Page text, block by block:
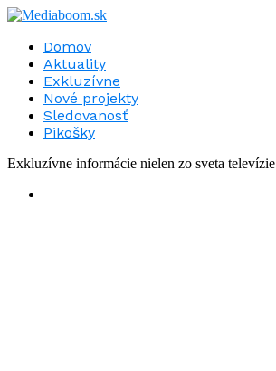
Domov
Aktuality
Exkluzívne
Nové projekty
Sledovanosť
Pikošky
Exkluzívne informácie nielen zo sveta televízie